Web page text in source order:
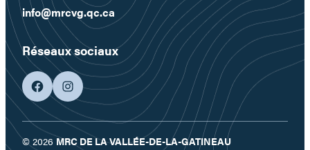
info@mrcvg.qc.ca
Réseaux sociaux
facebookgoogleplus
© 2026 MRC DE LA VALLÉE-DE-LA-GATINEAU